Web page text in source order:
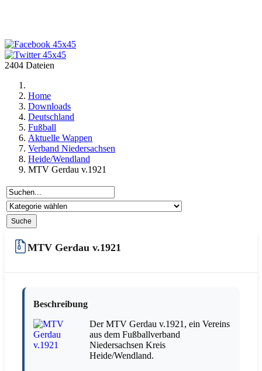
2404 Dateien
Home
Downloads
Deutschland
Fußball
Aktuelle Wappen
Verband Niedersachsen
Heide/Wendland
MTV Gerdau v.1921
MTV Gerdau v.1921
Beschreibung
Der MTV Gerdau v.1921, ein Vereins
aus dem Fußballverband
Niedersachsen Kreis
Heide/Wendland.